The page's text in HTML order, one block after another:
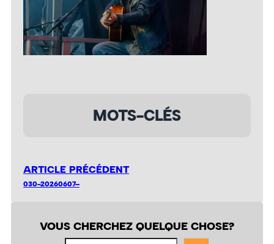
MOTS-CLÉS
ARTICLE PRÉCÉDENT
030-20260607–
VOUS CHERCHEZ QUELQUE CHOSE?